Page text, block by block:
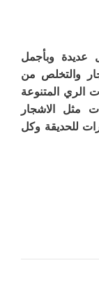
عديدة وبأجمل
والتخلص من
الري المتنوعة
مثل الاشجار
للحديقة وكل